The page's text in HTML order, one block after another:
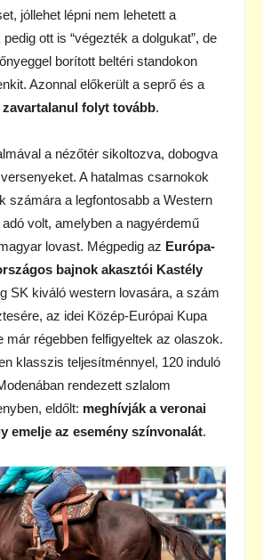
jóllehet lépni nem lehetett a
ott is “végezték a dolgukat”, de
borított beltéri standokon
Azonnal előkerült a seprő és a
folyt tovább.
a nézőtér sikoltozva, dobogva
A hatalmas csarnokok
számára a legfontosabb a Western
volt, amelyben a nagyérdemű
lovast. Mégpedig az Európa-
bajnok akasztói Kastély
SK kiváló western lovasára, a szám
az idei Közép-Európai Kupa
már régebben felfigyeltek az olaszok.
klasszis teljesítménnyel, 120 induló
rendezett szlalom
eldőlt: meghívják a veronai
emelje az esemény színvonalát.